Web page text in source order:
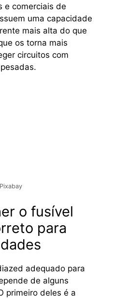
e comerciais de
uma capacidade
mais alta do que
os torna mais
circuitos com
Pixabay
o fusível
para
adequado para
de alguns
primeiro deles é a